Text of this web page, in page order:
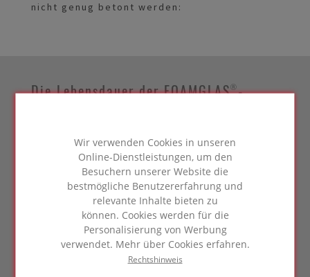
Wir verwenden Cookies in unseren
Online-Dienstleistungen, um den
Besuchern unserer Website die
bestmögliche Benutzererfahrung und
relevante Inhalte bieten zu
können. Cookies werden für die
Personalisierung von Werbung
verwendet. Mehr über Cookies erfahren.
Rechtshinweis
nicht genug betont werden:
Die Lebensdauer der FOAMGLAS®-
Die FOAMGLAS®-Dämmung bleibt an Ort und
Stelle und verbessert die Energieeffizienz
des Gebäudes wie bisher. Es wird lediglich
eine neue Abdichtung benötigt.
Der Zweck der Dämmung ist es, Energie zu
sparen. Diese Einsparungen sind für die
vor dem Ende ihres Lebenszyklus nass wird,